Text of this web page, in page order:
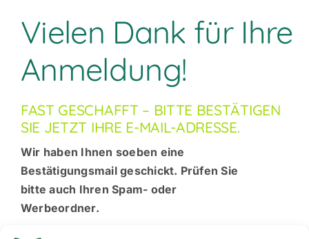
Vielen Dank für Ihre
Anmeldung!
FAST GESCHAFFT – BITTE BESTÄTIGEN
SIE JETZT IHRE E-MAIL-ADRESSE.
Wir haben Ihnen soeben eine
Bestätigungsmail geschickt. Prüfen Sie
bitte auch Ihren Spam- oder
Werbeordner.